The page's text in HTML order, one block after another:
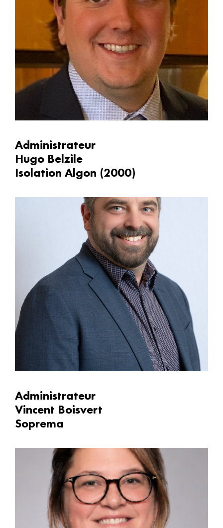
Administrateur
Hugo Belzile
Isolation Algon (2000)
Administrateur
Vincent Boisvert
Soprema